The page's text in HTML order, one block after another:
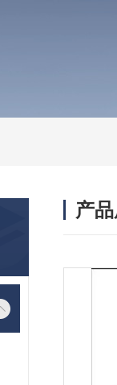
产